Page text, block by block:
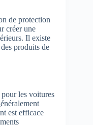
de protection
créer une
Il existe
produits de
les voitures
est efficace